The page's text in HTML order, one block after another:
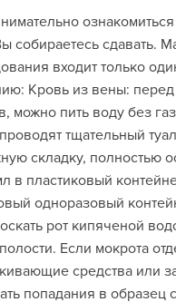
собираетесь сдавать.
входит только
Кровь из вены:
можно пить воду без
тщательный
складку, полностью
в пластиковый
одноразовый
рот кипяченой
Если мокрота
средства или
попадания в